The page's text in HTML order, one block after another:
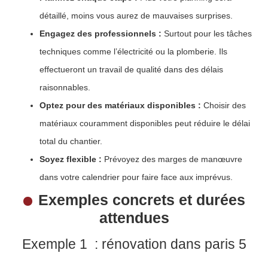
détaillé, moins vous aurez de mauvaises surprises.
Engagez des professionnels : Surtout pour les tâches
techniques comme l’électricité ou la plomberie. Ils
effectueront un travail de qualité dans des délais
raisonnables.
Optez pour des matériaux disponibles : Choisir des
matériaux couramment disponibles peut réduire le délai
total du chantier.
Soyez flexible : Prévoyez des marges de manœuvre
dans votre calendrier pour faire face aux imprévus.
Exemples concrets et durées
attendues
Exemple 1 : rénovation dans paris 5